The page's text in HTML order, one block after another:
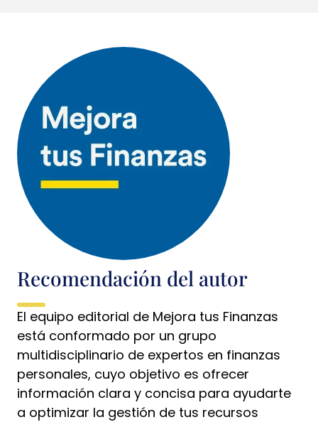
Recomendación del autor
El equipo editorial de Mejora tus Finanzas
está conformado por un grupo
multidisciplinario de expertos en finanzas
personales, cuyo objetivo es ofrecer
información clara y concisa para ayudarte
a optimizar la gestión de tus recursos